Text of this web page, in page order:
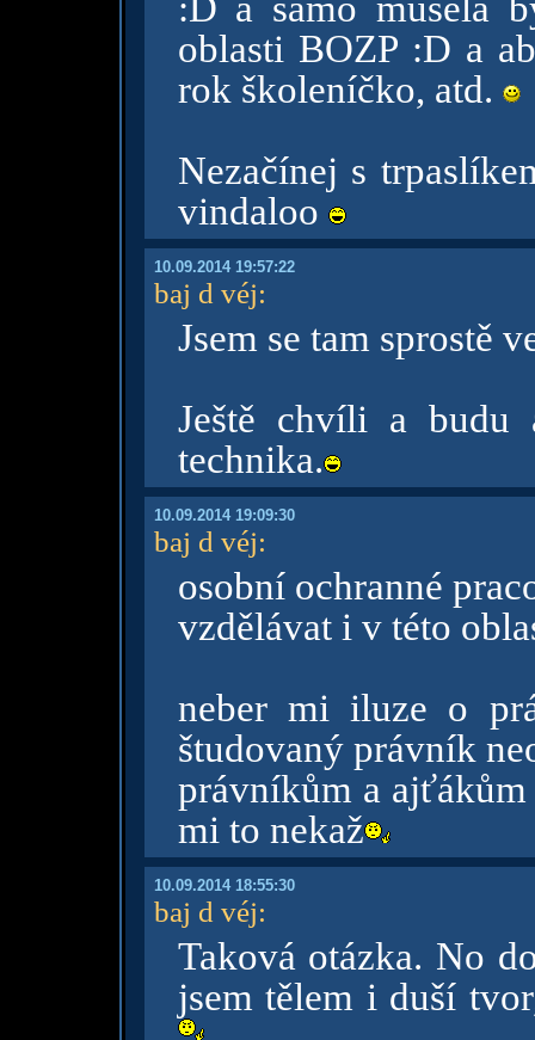
oblasti BOZP :D a
rok školeníčko, atd.
Nezačínej s
vindaloo
10.09.2014 19:57:22
baj d véj:
Jsem se tam sprostě
Ještě chvíli a budu
technika.
10.09.2014 19:09:30
baj d véj:
osobní ochranné
vzdělávat i v této
neber mi iluze o
študovaný právník
právníkům a ajťákům
mi to nekaž
10.09.2014 18:55:30
baj d véj:
Taková otázka. No
jsem tělem i duší